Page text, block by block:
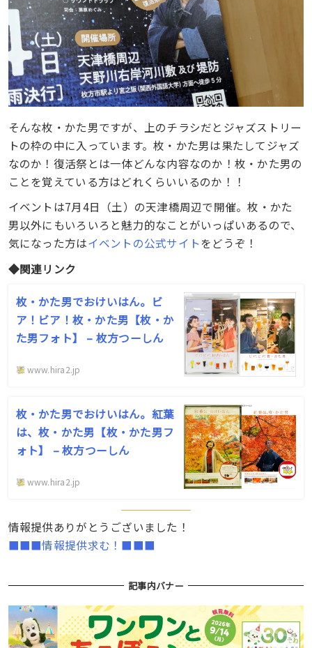
そんな枚・かた男ですが、上のチラシだとジャズストリー
トの枠の中に入っています。枚・かた男は果たしてジャズ
なのか！復活祭とは一体どんな内容なのか！枚・かた男の
ことを覚えている方はどれくらいいるのか！！
イベントは7月4日（土）の天津橋周辺で開催。枚・かた
男以外にもいろいろと魅力的なことがいっぱいあるので、
気になった方はイベントの公式サイト をどうぞ！
◆関連リンク
枚・かた男でおけいはん。ビ
ア！ビア！枚・かた男【枚・か
た男フォト】 – 枚方つーしん
www.hira2.jp
枚・かた男でおけいはん。紅葉
は、枚・かた男【枚・かた男フ
ォト】 – 枚方つーしん
www.hira2.jp
情報提供ありがとうございました！
■■■情報提供求む！■■■
記事内バナー